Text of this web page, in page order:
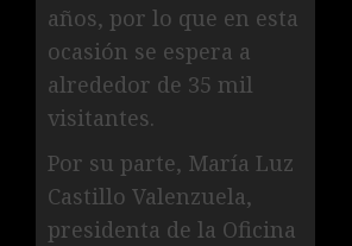
años, por lo que en esta
ocasión se espera a
alrededor de 35 mil
visitantes.
Por su parte, María Luz
Castillo Valenzuela,
presidenta de la Oficina